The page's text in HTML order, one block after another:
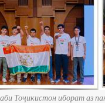
Тоҷикистон иборат аз